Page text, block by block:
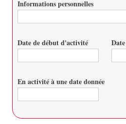
Informations personnelles
Date de début d'activité
En activité à une date donnée